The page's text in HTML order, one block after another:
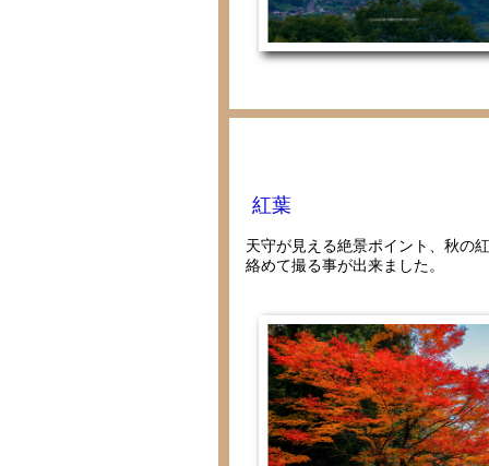
紅葉
天守が見える絶景ポイント、秋の
絡めて撮る事が出来ました。